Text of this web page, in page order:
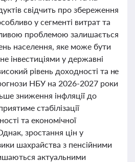
свідчить про збереження
у сегменті витрат та
проблемою залишається
населення, яке може бути
інвестиціями у державні
рівень доходності та не
НБУ на 2026-2027 роки
зниження інфляції до
стабілізації
та економічної
зростання цін у
шахрайства з пенсійними
актуальними